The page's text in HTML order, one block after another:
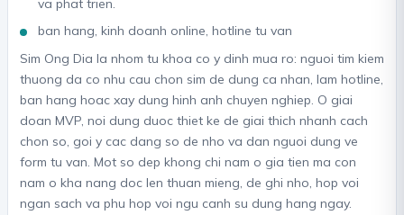
va phat trien.
ban hang, kinh doanh online, hotline tu van
Sim Ong Dia la nhom tu khoa co y dinh mua ro: nguoi tim kiem
thuong da co nhu cau chon sim de dung ca nhan, lam hotline,
ban hang hoac xay dung hinh anh chuyen nghiep. O giai
doan MVP, noi dung duoc thiet ke de giai thich nhanh cach
chon so, goi y cac dang so de nho va dan nguoi dung ve
form tu van. Mot so dep khong chi nam o gia tien ma con
nam o kha nang doc len thuan mieng, de ghi nho, hop voi
ngan sach va phu hop voi ngu canh su dung hang ngay.